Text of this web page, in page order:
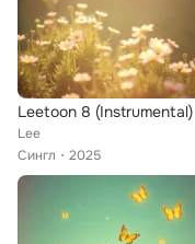
Leetoon 8 (Instrumental)
Lee
Сингл
2025